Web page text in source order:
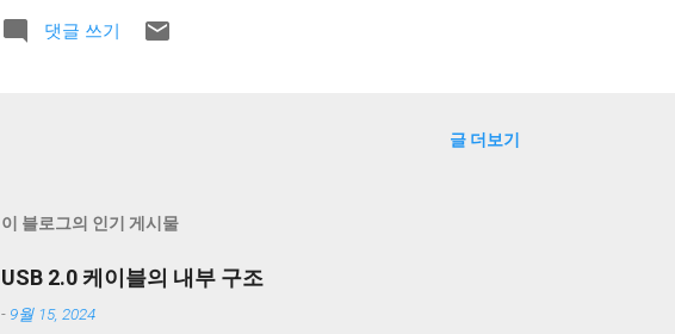
다. 이렇게 타입을 확인하고 나면, 확인한 블록 안에서 그 값은 해당하는 타입이 되는
바 없는 경우에는 type guard가 적용되지 않는다. 게다가 모든 인트로스펙션이 가능
댓글 쓰기
글 더보기
이 블로그의 인기 게시물
USB 2.0 케이블의 내부 구조
- 9월 15, 2024